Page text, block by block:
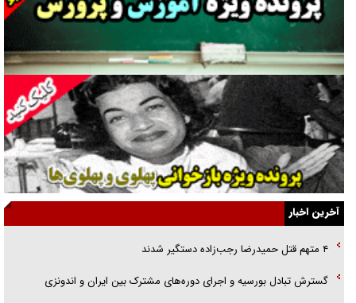
ارتقا می‌داد
راننده مست به قانون می‌خندد
همه آقای دوربینی شده‌ایم!
قصه ناتمام سرویس مدارس
آیا مقاومت فلسطین خلع‌سلاح می‌شود؟
الگوی وحدت‌آفرین در ادراک سیاست خارجی
گفتگوی دکتر اخوان مدیرمسئول روزنامه جوان با برنامه تلویزیونی «نبرد
هرمز»
امام حسین (ع) کشته سیرت‌های عصر جاهلی شد
آخرین اخبار
۴ متهم قتل حمیدرضا رجب‌زاده دستگیر شدند
گسترش تبادل بورسیه و اجرای دوره‌های مشترک بین ایران و اندونزی